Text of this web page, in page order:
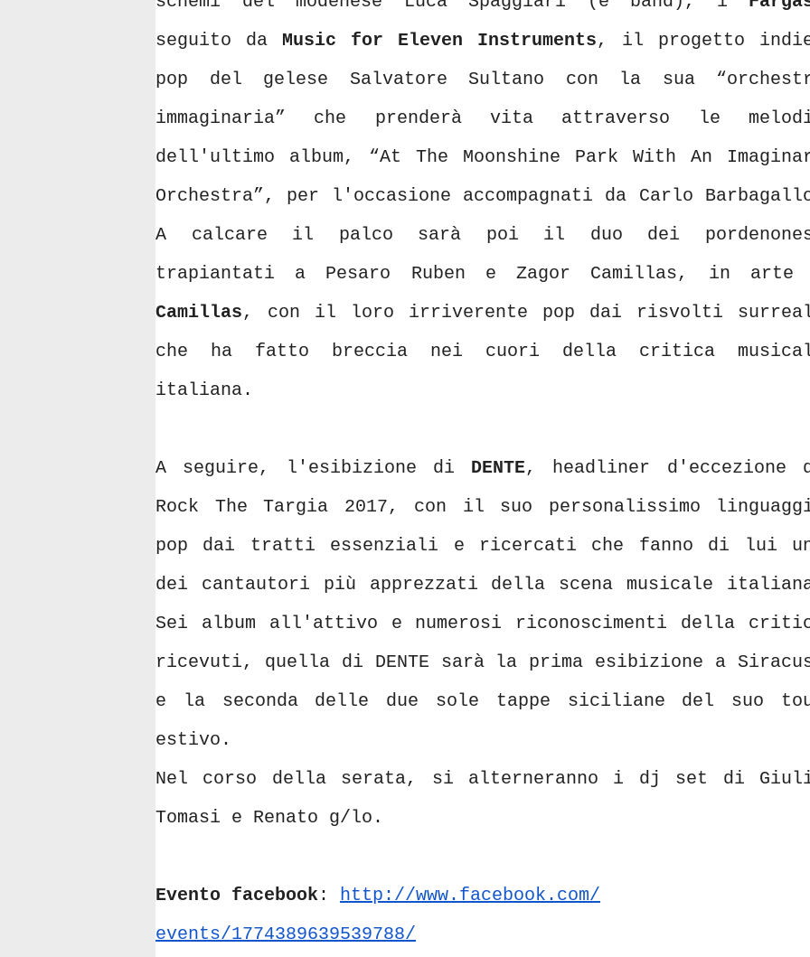
seguito da Music for Eleven Instruments, il progetto
pop del gelese Salvatore Sultano con la sua
immaginaria” che prenderà vita attraverso le
dell'ultimo album, “At The Moonshine Park With An
Orchestra”, per l'occasione accompagnati da Carlo
A calcare il palco sarà poi il duo dei
trapiantati a Pesaro Ruben e Zagor Camillas, in arte
Camillas, con il loro irriverente pop dai risvolti
che ha fatto breccia nei cuori della critica
italiana.
A seguire, l'esibizione di DENTE, headliner d'eccezione
Rock The Targia 2017, con il suo personalissimo
pop dai tratti essenziali e ricercati che fanno di lui
dei cantautori più apprezzati della scena musicale
Sei album all'attivo e numerosi riconoscimenti della
ricevuti, quella di DENTE sarà la prima esibizione a
e la seconda delle due sole tappe siciliane del suo
estivo.
Nel corso della serata, si alterneranno i dj set di
Tomasi e Renato g/lo.
Evento facebook: http://www.facebook.com/
events/1774389639539788/